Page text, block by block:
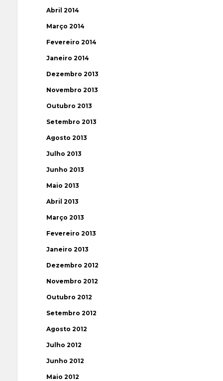
Abril 2014
Março 2014
Fevereiro 2014
Janeiro 2014
Dezembro 2013
Novembro 2013
Outubro 2013
Setembro 2013
Agosto 2013
Julho 2013
Junho 2013
Maio 2013
Abril 2013
Março 2013
Fevereiro 2013
Janeiro 2013
Dezembro 2012
Novembro 2012
Outubro 2012
Setembro 2012
Agosto 2012
Julho 2012
Junho 2012
Maio 2012